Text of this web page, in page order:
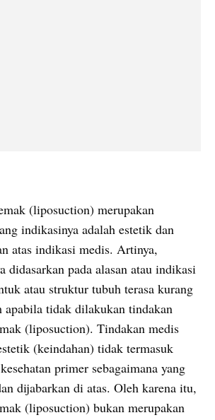
(liposuction) merupakan
indikasinya adalah estetik dan
atas indikasi medis. Artinya,
didasarkan pada alasan atau indikasi
atau struktur tubuh terasa kurang
apabila tidak dilakukan tindakan
(liposuction). Tindakan medis
(keindahan) tidak termasuk
primer sebagaimana yang
dijabarkan di atas. Oleh karena itu,
(liposuction) bukan merupakan